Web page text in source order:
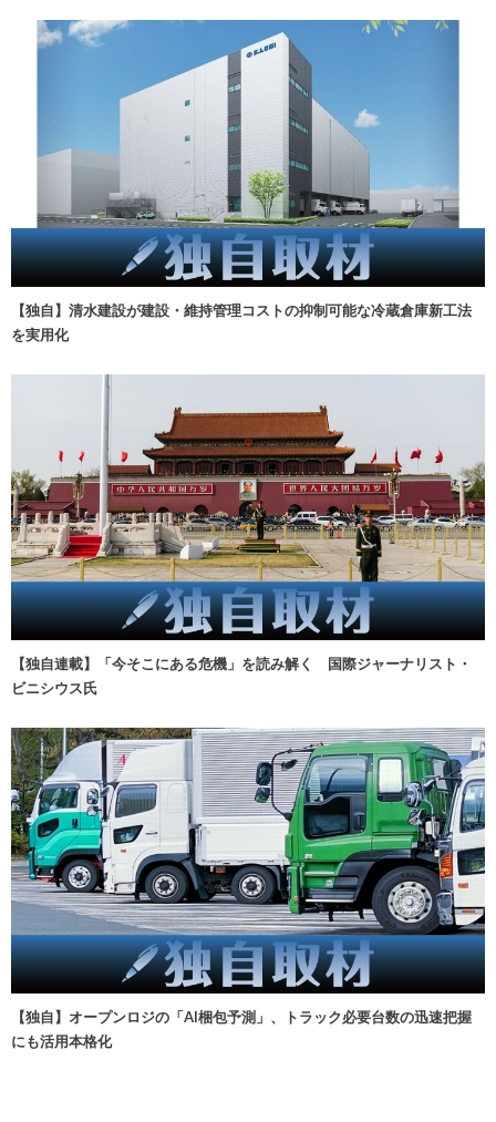
【独自】清水建設が建設・維持管理コストの抑制可能な冷蔵倉庫新工法
を実用化
【独自連載】「今そこにある危機」を読み解く 国際ジャーナリスト・
ビニシウス氏
【独自】オープンロジの「AI梱包予測」、トラック必要台数の迅速把握
にも活用本格化